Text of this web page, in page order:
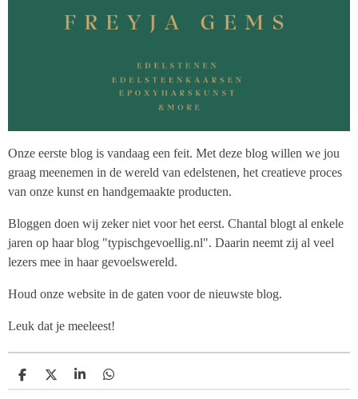
Onze eerste blog is vandaag een feit. Met deze blog willen we jou
graag meenemen in de wereld van edelstenen, het creatieve proces
van onze kunst en handgemaakte producten.
Bloggen doen wij zeker niet voor het eerst. Chantal blogt al enkele
jaren op haar blog "typischgevoellig.nl". Daarin neemt zij al veel
lezers mee in haar gevoelswereld.
Houd onze website in de gaten voor de nieuwste blog.
Leuk dat je meeleest!
D
e
D
e
S
h
D
e